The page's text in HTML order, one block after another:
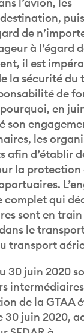
de
à l’égard
il est
la sécurité du
de
en
son
les
d’établir
la protection
complet qui
sont en
le
transport
de la GTAA
30 juin 2020,
SEDAR à